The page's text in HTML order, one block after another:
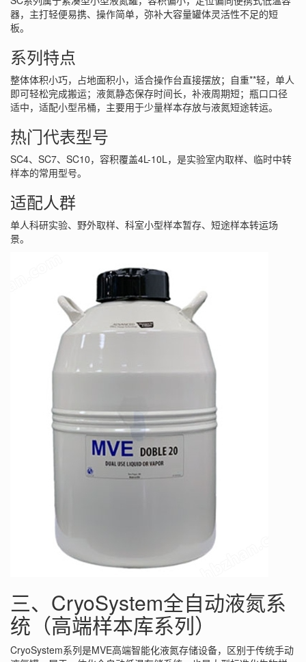
器，主打轻便易携、操作简单，弥补大容量罐体灵活性不足的短
板。
系列特点
整体体积小巧，占地面积小，适合操作台直接摆放；自重**轻，单人
即可轻松完成搬运；液氮静态保存时间长，补液周期短；瓶口口径
适中，适配小型吊桶，主要用于少量样本存放与液氮短途转运。
热门代表型号
SC4、SC7、SC10，容积覆盖4L-10L，是实验室内取样、临时中转
样本的常用型号。
适配人群
单人科研实验、野外取样、科室小型样本暂存、短途样本转运场
景。
三、CryoSystem全自动液氮系
统（高端样本库系列）
CryoSystem系列是MVE高端智能化液氮存储设备，区别于传统手动